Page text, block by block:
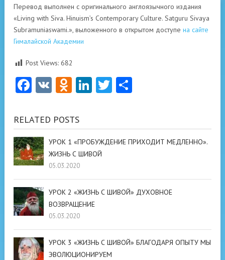
Перевод выполнен с оригинального англоязычного издания
«Living with Siva. Hinuism’s Contemporary Culture. Satguru Sivaya
Subramuniaswami.», выложенного в открытом доступе на сайте
Гималайской Академии
Post Views: 682
Facebook
VK Odnoklassniki
LinkedIn
Twitter
RELATED POSTS
УРОК 1 «ПРОБУЖДЕНИЕ ПРИХОДИТ МЕДЛЕННО».
ЖИЗНЬ С ШИВОЙ
05.03.2020
УРОК 2 «ЖИЗНЬ С ШИВОЙ» ДУХОВНОЕ
ВОЗВРАЩЕНИЕ
05.03.2020
УРОК 3 «ЖИЗНЬ С ШИВОЙ» БЛАГОДАРЯ ОПЫТУ МЫ
ЭВОЛЮЦИОНИРУЕМ